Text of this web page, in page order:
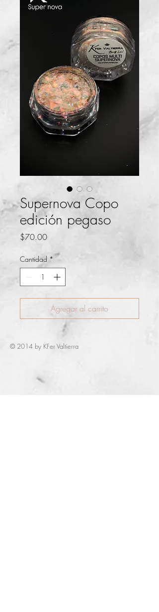
Supernova Copo
edición pegaso
$70.00Precio
Cantidad *
Agregar al carrito
© 2014 by KFer Valtierra